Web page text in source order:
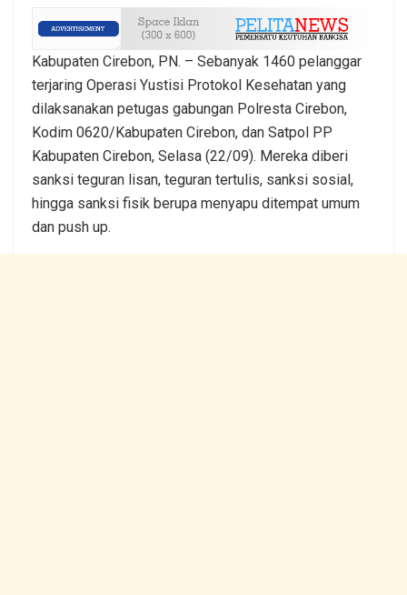
Kabupaten Cirebon, PN. – Sebanyak 1460 pelanggar
terjaring Operasi Yustisi Protokol Kesehatan yang
dilaksanakan petugas gabungan Polresta Cirebon,
Kodim 0620/Kabupaten Cirebon, dan Satpol PP
Kabupaten Cirebon, Selasa (22/09). Mereka diberi
sanksi teguran lisan, teguran tertulis, sanksi sosial,
hingga sanksi fisik berupa menyapu ditempat umum
dan push up.